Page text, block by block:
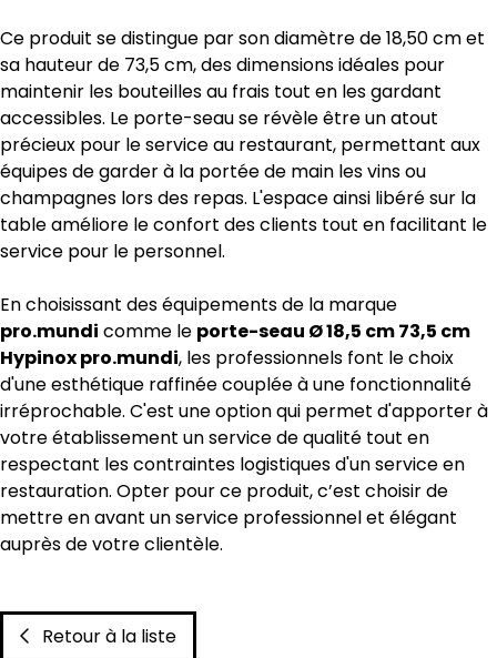
Ce produit se distingue par son diamètre de 18,50 cm et
sa hauteur de 73,5 cm, des dimensions idéales pour
maintenir les bouteilles au frais tout en les gardant
accessibles. Le porte-seau se révèle être un atout
précieux pour le service au restaurant, permettant aux
équipes de garder à la portée de main les vins ou
champagnes lors des repas. L'espace ainsi libéré sur la
table améliore le confort des clients tout en facilitant le
service pour le personnel.
En choisissant des équipements de la marque
pro.mundi comme le porte-seau Ø 18,5 cm 73,5 cm
Hypinox pro.mundi, les professionnels font le choix
d'une esthétique raffinée couplée à une fonctionnalité
irréprochable. C'est une option qui permet d'apporter à
votre établissement un service de qualité tout en
respectant les contraintes logistiques d'un service en
restauration. Opter pour ce produit, c’est choisir de
mettre en avant un service professionnel et élégant
auprès de votre clientèle.
Retour à la liste